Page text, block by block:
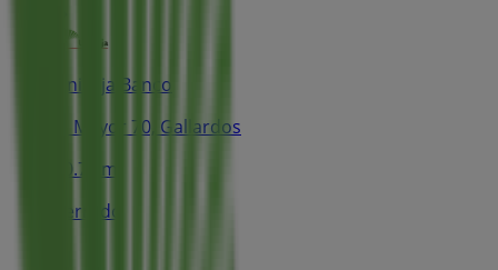
Unicaja Banco
Cl Mayor 70, Gallardos
10.7 km
Cerrado